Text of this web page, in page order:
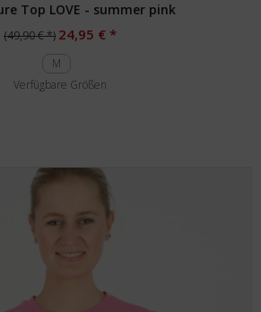
Top LOVE - summer pink
(49,90 € *) 24,95 € *
M
Verfügbare Größen